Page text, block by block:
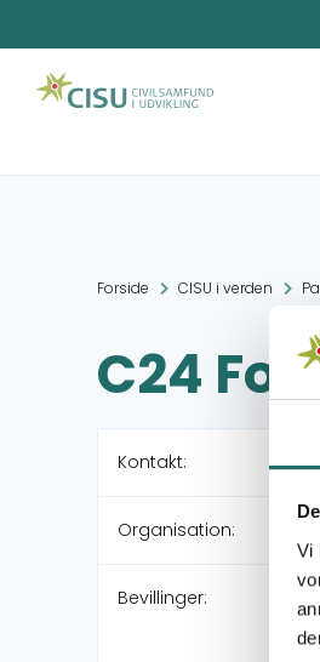
Vi
Forside CISU i verden
C24
Kontakt:
Organisation:
Bevillinger: